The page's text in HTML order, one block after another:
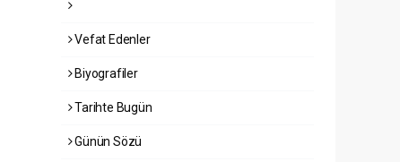
Vefat Edenler
Biyografiler
Tarihte Bugün
Günün Sözü